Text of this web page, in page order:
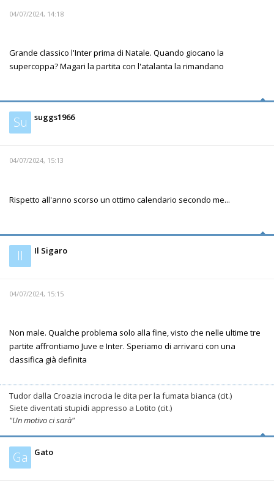
04/07/2024, 14:18
Grande classico l'Inter prima di Natale. Quando giocano la
supercoppa? Magari la partita con l'atalanta la rimandano
Su suggs1966
04/07/2024, 15:13
Rispetto all'anno scorso un ottimo calendario secondo me...
Il Il Sigaro
04/07/2024, 15:15
Non male. Qualche problema solo alla fine, visto che nelle ultime tre
partite affrontiamo Juve e Inter. Speriamo di arrivarci con una
classifica già definita
Tudor dalla Croazia incrocia le dita per la fumata bianca (cit.)
Siete diventati stupidi appresso a Lotito (cit.)
"Un motivo ci sarà"
Ga Gato